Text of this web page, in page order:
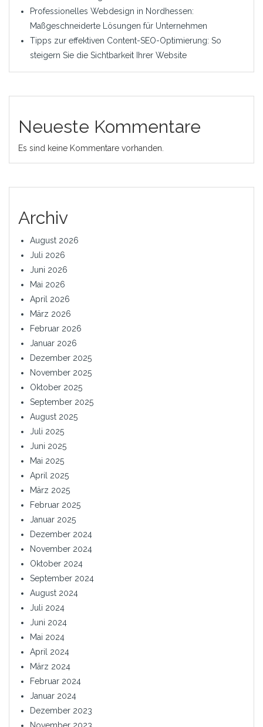
Professionelles Webdesign in Nordhessen:
Maßgeschneiderte Lösungen für Unternehmen
Tipps zur effektiven Content-SEO-Optimierung: So
steigern Sie die Sichtbarkeit Ihrer Website
Neueste Kommentare
Es sind keine Kommentare vorhanden.
Archiv
August 2026
Juli 2026
Juni 2026
Mai 2026
April 2026
März 2026
Februar 2026
Januar 2026
Dezember 2025
November 2025
Oktober 2025
September 2025
August 2025
Juli 2025
Juni 2025
Mai 2025
April 2025
März 2025
Februar 2025
Januar 2025
Dezember 2024
November 2024
Oktober 2024
September 2024
August 2024
Juli 2024
Juni 2024
Mai 2024
April 2024
März 2024
Februar 2024
Januar 2024
Dezember 2023